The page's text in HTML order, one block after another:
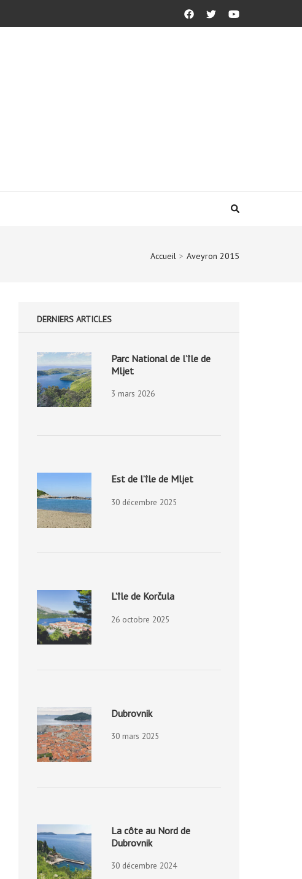
Accueil > Aveyron 2015
DERNIERS ARTICLES
Parc National de l’île de
Mljet
3 mars 2026
Est de l’île de Mljet
30 décembre 2025
L’île de Korčula
26 octobre 2025
Dubrovnik
30 mars 2025
La côte au Nord de
Dubrovnik
30 décembre 2024